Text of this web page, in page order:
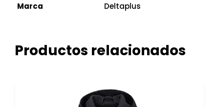
Marca Deltaplus
Productos relacionados